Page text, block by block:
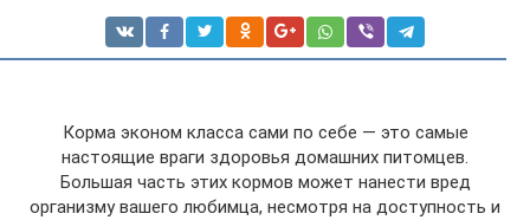
Корма эконом класса сами по себе — это самые
настоящие враги здоровья домашних питомцев.
Большая часть этих кормов может нанести вред
организму вашего любимца, несмотря на доступность и